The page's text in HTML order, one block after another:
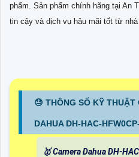
phẩm. Sản phẩm chính hãng tại An
tin cậy và dịch vụ hậu mãi tốt từ nhà
😓 THÔNG SỐ KỸ THUẬT
DAHUA DH-HAC-
🥇 Camera Dahua DH-